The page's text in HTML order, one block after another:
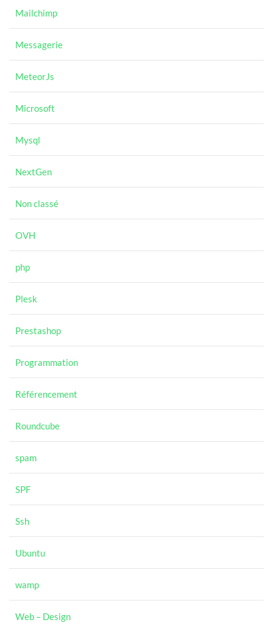
Mailchimp
Messagerie
MeteorJs
Microsoft
Mysql
NextGen
Non classé
OVH
php
Plesk
Prestashop
Programmation
Référencement
Roundcube
spam
SPF
Ssh
Ubuntu
wamp
Web – Design